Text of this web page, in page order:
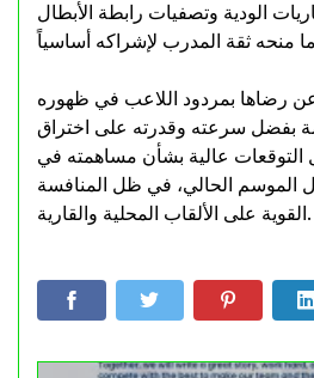
الودية وتصفيات رابطة الأبطال
رضاها بمردود اللاعب في ظهوره
بفضل سرعته وقدرته على اختراق
التوقعات عالية بشأن مساهمته في
الموسم الحالي، في ظل المنافسة
القوية على الألقاب المحلية والقارية.